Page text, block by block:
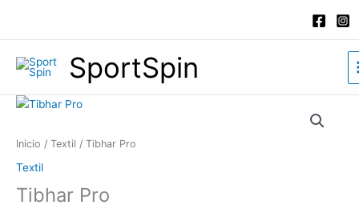
contenido
SportSpin
Inicio / Textil / Tibhar Pro
Textil
Tibhar Pro
Tibhar
cantidad